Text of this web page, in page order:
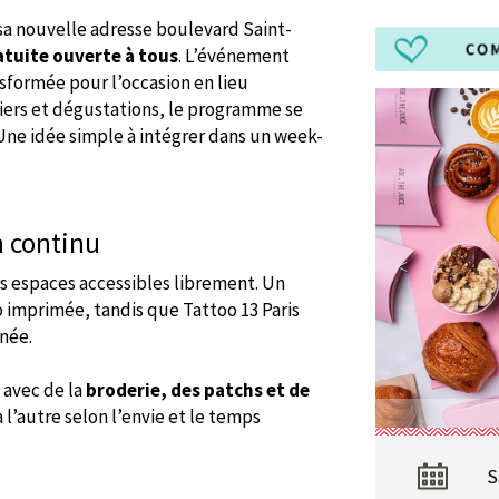
nouvelle adresse boulevard Saint-
ouverte à tous. L’événement
pour l’occasion en lieu
et dégustations, le programme se
idée simple à intégrer dans un week-
continu
accessibles librement. Un
tandis que Tattoo 13 Paris
de labroderie, des patchs et de
selon l’envie et le temps